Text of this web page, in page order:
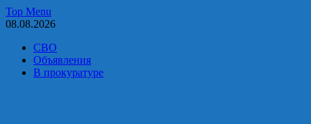
Skip
to
Top Menu
08.08.2026
СВО
Объявления
В прокуратуре